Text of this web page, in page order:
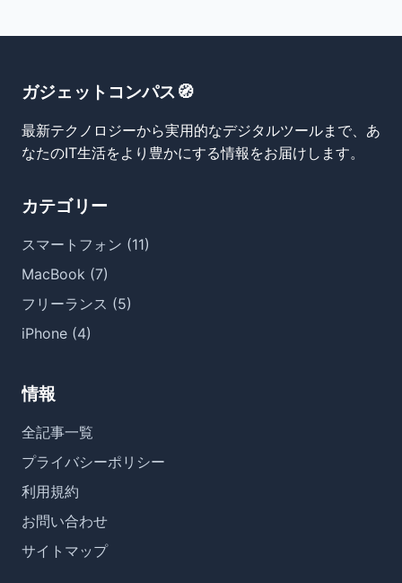
ガジェットコンパス🧭
最新テクノロジーから実用的なデジタルツールまで、あ
なたのIT生活をより豊かにする情報をお届けします。
カテゴリー
スマートフォン (11)
MacBook (7)
フリーランス (5)
iPhone (4)
情報
全記事一覧
プライバシーポリシー
利用規約
お問い合わせ
サイトマップ